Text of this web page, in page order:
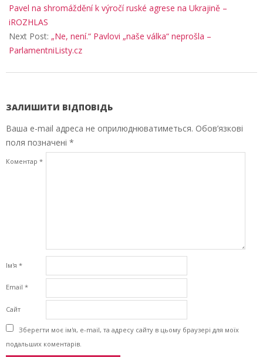
22
Pavel na shromáždění k výročí ruské agrese na Ukrajině –
iROZHLAS
Next Post: „Ne, není.“ Pavlovi „naše válka“ neprošla –
ParlamentniListy.cz
ЗАЛИШИТИ ВІДПОВІДЬ
Ваша e-mail адреса не оприлюднюватиметься. Обов’язкові
поля позначені *
Коментар *
Ім'я *
Email *
Сайт
Зберегти моє ім'я, e-mail, та адресу сайту в цьому браузері для моїх
подальших коментарів.